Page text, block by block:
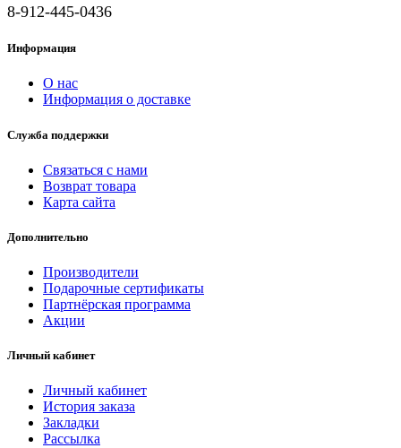
8-912-445-0436
Информация
О нас
Информация о доставке
Служба поддержки
Связаться с нами
Возврат товара
Карта сайта
Дополнительно
Производители
Подарочные сертификаты
Партнёрская программа
Акции
Личный кабинет
Личный кабинет
История заказа
Закладки
Рассылка